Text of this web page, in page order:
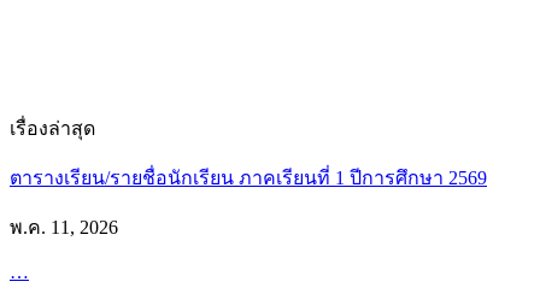
เรื่องล่าสุด
ตารางเรียน/รายชื่อนักเรียน ภาคเรียนที่ 1 ปีการศึกษา 2569
พ.ค. 11, 2026
…